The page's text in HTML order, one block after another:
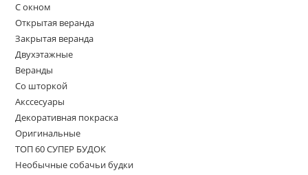
С окном
Открытая веранда
Закрытая веранда
Двухэтажные
Веранды
Со шторкой
Акссесуары
Декоративная покраска
Оригинальные
ТОП 60 СУПЕР БУДОК
Необычные собачьи будки